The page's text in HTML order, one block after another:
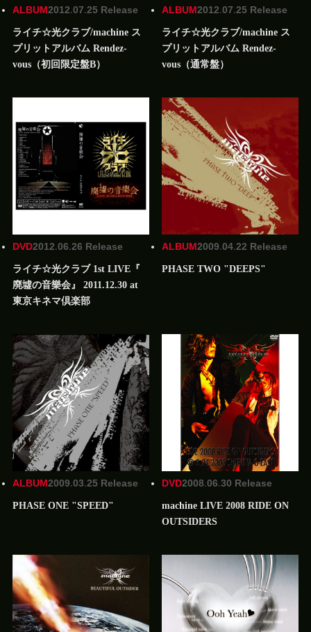
ALBUM2012.07.25 Release
ライチ☆光クラブ/machine ス
プリットアルバム Rendez-
vous（初回限定盤B）
ALBUM2012.07.25 Release
ライチ☆光クラブ/machine ス
プリットアルバム Rendez-
vous（通常盤）
DVD2012.06.26 Release
ライチ☆光クラブ 1st LIVE『
廃墟の音樂会』 2011.12.30 at
東京キネマ倶楽部
ALBUM2009.04.22 Release
PHASE TWO "DEEPS"
ALBUM2009.03.25 Release
PHASE ONE "SPEED"
DVD2008.06.30 Release
machine LIVE 2008 RIDE ON
OUTSIDERS